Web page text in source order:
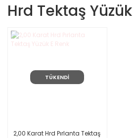
Hrd Tektaş Yüzük
TÜKENDİ
2,00 Karat Hrd Pırlanta Tektaş